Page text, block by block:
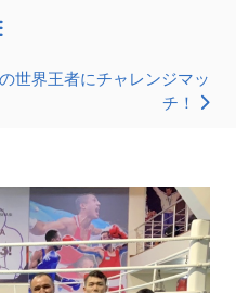
世界王者にチャレンジマッ
チ！